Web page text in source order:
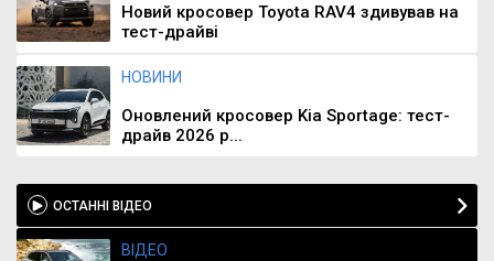
Новий кросовер Toyota RAV4 здивував на
тест-драйві
НОВИНИ
Оновлений кросовер Kia Sportage: тест-
драйв 2026 р...
ОСТАННІ ВІДЕО
ВІДЕО